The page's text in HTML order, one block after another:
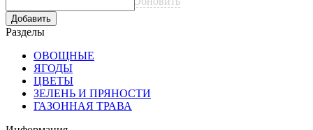
Разделы
ОВОЩНЫЕ
ЯГОДЫ
ЦВЕТЫ
ЗЕЛЕНЬ И ПРЯНОСТИ
ГАЗОННАЯ ТРАВА